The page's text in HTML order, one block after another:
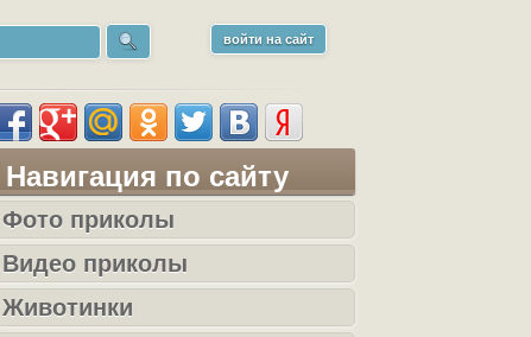
войти на сайт
Навигация по сайту
Фото приколы
Видео приколы
Животинки